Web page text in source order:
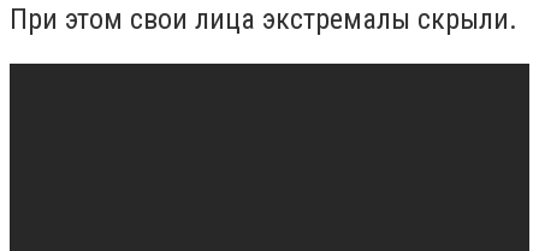
При этом свои лица экстремалы скрыли.